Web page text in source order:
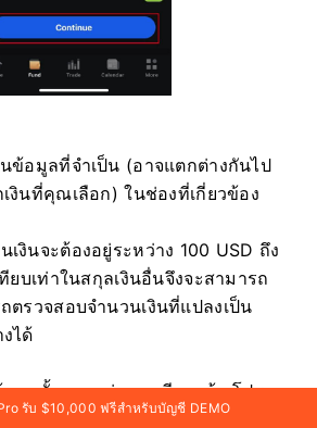
รับ $10,000 ฟรีสำหรับบัญชี DEMO